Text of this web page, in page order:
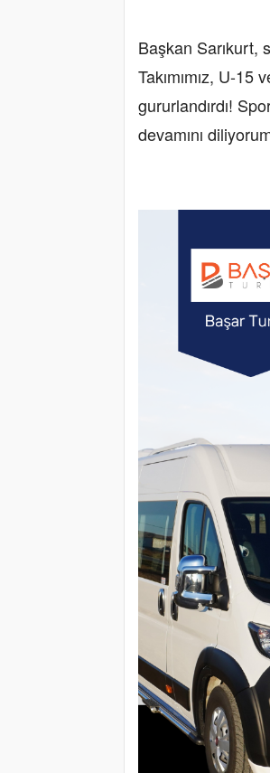
Başkan Sarıkurt,
Takımımız, U-
gururlandırdı!
devamını